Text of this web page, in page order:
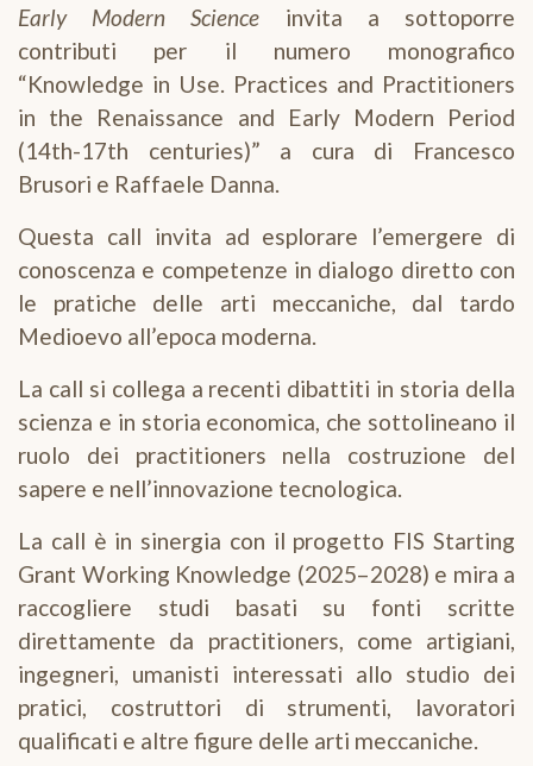
Early Modern Science invita a sottoporre
contributi per il numero monografico
“Knowledge in Use. Practices and Practitioners
in the Renaissance and Early Modern Period
(14th-17th centuries)” a cura di Francesco
Brusori e Raffaele Danna.
Questa call invita ad esplorare l’emergere di
conoscenza e competenze in dialogo diretto con
le pratiche delle arti meccaniche, dal tardo
Medioevo all’epoca moderna.
La call si collega a recenti dibattiti in storia della
scienza e in storia economica, che sottolineano il
ruolo dei practitioners nella costruzione del
sapere e nell’innovazione tecnologica.
La call è in sinergia con il progetto FIS Starting
Grant Working Knowledge (2025–2028) e mira a
raccogliere studi basati su fonti scritte
direttamente da practitioners, come artigiani,
ingegneri, umanisti interessati allo studio dei
pratici, costruttori di strumenti, lavoratori
qualificati e altre figure delle arti meccaniche.